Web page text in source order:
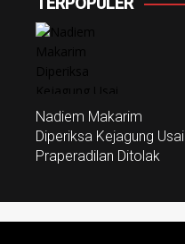
Nadiem Makarim
Diperiksa Kejagung Usai
Praperadilan Ditolak